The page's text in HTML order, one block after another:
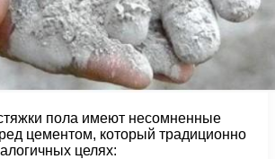
пола имеют несомненные
цементом, который традиционно
целях: